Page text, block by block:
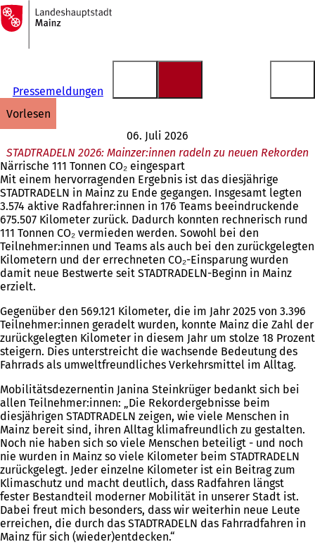
Inhalt anspringen
Zur
Startseite
Pressemeldungen
vorlesen
06. Juli 2026
STADTRADELN 2026: Mainzer:innen radeln zu neuen Rekorden
Närrische 111 Tonnen CO₂ eingespart
Mit einem hervorragenden Ergebnis ist das diesjährige
STADTRADELN in Mainz zu Ende gegangen. Insgesamt legten
3.574 aktive Radfahrer:innen in 176 Teams beeindruckende
675.507 Kilometer zurück. Dadurch konnten rechnerisch rund
111 Tonnen CO₂ vermieden werden. Sowohl bei den
Teilnehmer:innen und Teams als auch bei den zurückgelegten
Kilometern und der errechneten CO₂-Einsparung wurden
damit neue Bestwerte seit STADTRADELN-Beginn in Mainz
erzielt.
Gegenüber den 569.121 Kilometer, die im Jahr 2025 von 3.396
Teilnehmer:innen geradelt wurden, konnte Mainz die Zahl der
zurückgelegten Kilometer in diesem Jahr um stolze 18 Prozent
steigern. Dies unterstreicht die wachsende Bedeutung des
Fahrrads als umweltfreundliches Verkehrsmittel im Alltag.
Mobilitätsdezernentin Janina Steinkrüger bedankt sich bei
allen Teilnehmer:innen: „Die Rekordergebnisse beim
diesjährigen STADTRADELN zeigen, wie viele Menschen in
Mainz bereit sind, ihren Alltag klimafreundlich zu gestalten.
Noch nie haben sich so viele Menschen beteiligt - und noch
nie wurden in Mainz so viele Kilometer beim STADTRADELN
zurückgelegt. Jeder einzelne Kilometer ist ein Beitrag zum
Klimaschutz und macht deutlich, dass Radfahren längst
fester Bestandteil moderner Mobilität in unserer Stadt ist.
Dabei freut mich besonders, dass wir weiterhin neue Leute
erreichen, die durch das STADTRADELN das Fahrradfahren in
Mainz für sich (wieder)entdecken.“